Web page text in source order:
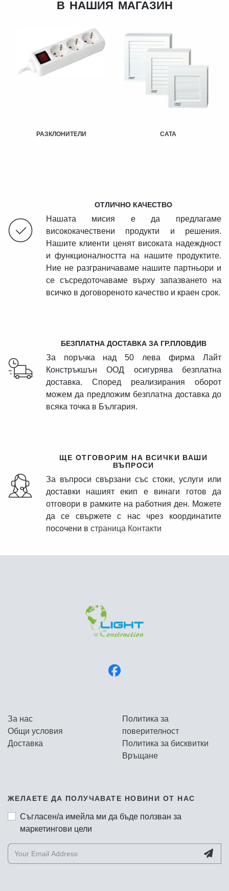
разклонители cata
ОТЛИЧНО КАЧЕСТВО
Нашата мисия е да предлагаме
висококачествени продукти и решения.
Нашите клиенти ценят високата надеждност
и функционалността на нашите продуктите.
Ние не разграничаваме нашите партньори и
се съсредоточаваме върху запазването на
всичко в договореното качество и краен срок.
БЕЗПЛАТНА ДОСТАВКА ЗА ГР.ПЛОВДИВ
За поръчка над 50 лева фирма Лайт
Констръкшън ООД осигурява безплатна
доставка. Според реализирания оборот
можем да предложим безплатна доставка до
всяка точка в България.
ЩЕ ОТГОВОРИМ НА ВСИЧКИ ВАШИ
ВЪПРОСИ
За въпроси свързани със стоки, услуги или
доставки нашият екип е винаги готов да
отговори в рамките на работния ден. Можете
да се свържете с нас чрез координатите
посочени в страница Контакти
За нас
Общи условия
Доставка
Политика за
поверителност
Политика за бисквитки
Връщане
ЖЕЛАЕТЕ ДА ПОЛУЧАВАТЕ НОВИНИ ОТ НАС
Съгласен/а имейла ми да бъде ползван за
маркетингови цели